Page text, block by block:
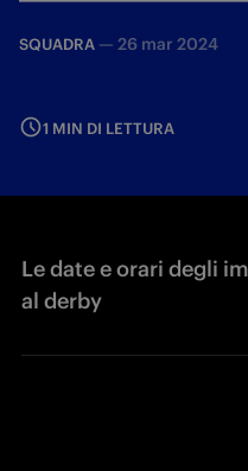
SQUADRA — 26 mar 2024
1 MIN DI LETTURA
Le date e orari degli
al derby